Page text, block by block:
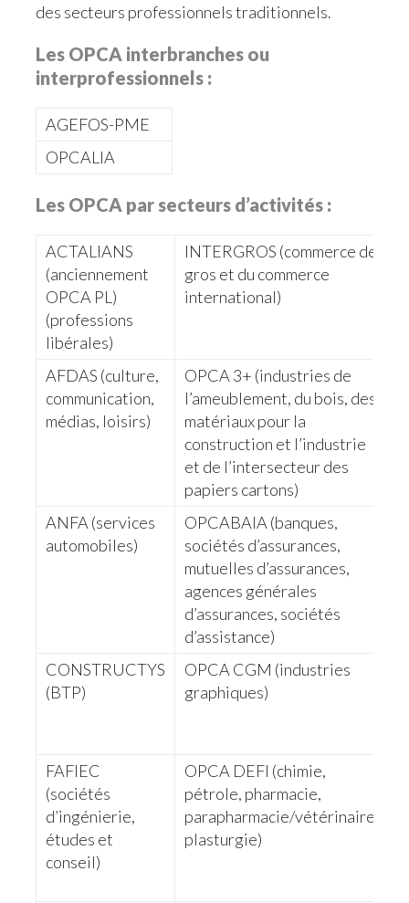
des secteurs professionnels traditionnels.
Les OPCA interbranches ou
interprofessionnels :
AGEFOS-PME
OPCALIA
Les OPCA par secteurs d’activités :
ACTALIANS
(anciennement
OPCA PL)
(professions
libérales)
INTERGROS (commerce de
gros et du commerce
international)
AFDAS (culture,
communication,
médias, loisirs)
OPCA 3+ (industries de
l’ameublement, du bois, des
matériaux pour la
construction et l’industrie
et de l’intersecteur des
papiers cartons)
ANFA (services
automobiles)
OPCABAIA (banques,
sociétés d’assurances,
mutuelles d’assurances,
agences générales
d’assurances, sociétés
d’assistance)
CONSTRUCTYS
(BTP)
OPCA CGM (industries
graphiques)
FAFIEC
(sociétés
d’ingénierie,
études et
conseil)
OPCA DEFI (chimie,
pétrole, pharmacie,
parapharmacie/vétérinaire,
plasturgie)